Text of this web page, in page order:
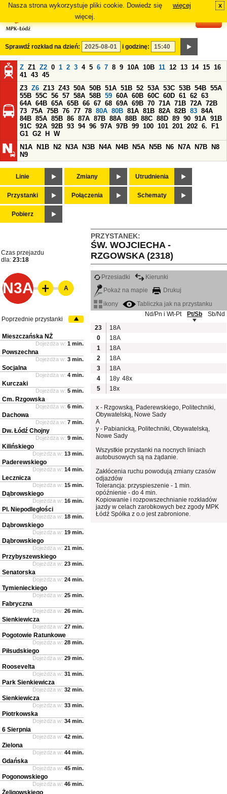
Nasza strona wykorzystuje pliki cookie. Dowiedz się
więcej.
więcej x
Sprawdź rozkład na dzień: i godzinę:
Z Z1 Z2 0 1 2 3 4 5 6 7 8 9 10A 10B 11 12 13 14 15 16
41 43 45
Z3 Z6 Z13 Z43 50A 50B 51A 51B 52 53A 53C 53B 54B 55A
55B 55C 56 57 58A 58B 59 60A 60B 60C 60D 61 62 63
64A 64B 65A 65B 66 67 68 69A 69B 70 71A 71B 72A 72B
73 75A 75B 76 77 78 80A 80B 81A 81B 82A 82B 83 84A
84B 85A 85B 86 87A 87B 88A 88B 88C 88D 89 90 91A 91B
91C 92A 92B 93 94 96 97A 97B 99 100 101 201 202 6.
F1
G1 G2 H
W
N1A
N1B N2 N3A N3B N4A N4B N5A N5B N6 N7A N7B
N8
N9
Linie Zmiany Utrudnienia
Przystanki Połączenia Schematy
Pobierz
PRZYSTANEK:
ŚW. WOJCIECHA -
RZGOWSKA (2318)
Czas przejazdu
dla: 23:18
N3A
Przesiadki
Kierunki
Pokaż na mapie
Drukuj
ikony
Tabliczka jak na przystanku
Nd/Pn i Wt-Pt
Pt/Sb
Sb/Nd
23
18A
0
18A
1
18A
2
18A
3
18A
4
18y 48x
5
18x
x - Rzgowską, Paderewskiego, Politechniki,
Obywatelską, Nowe Sady
A
y - Pabianicką, Politechniki, Obywatelską,
Nowe Sady
Wszystkie przystanki na nocnych liniach
autobusowych są na żądanie.
Zakłócenia ruchu powodują zmiany czasów
odjazdów
Tolerancja: przyspieszenie - 1 min.
opóźnienie - do 4 min.
Kopiowanie i rozpowszechnianie rozkładów
jazdy w celach zarobkowych bez zgody MPK
Łódź Spółka z o.o jest zabronione.
A
Poprzednie przystanki
Mieszczańska NŻ
Dojeżdża w: 1 min.
Powszechna
Dojeżdża w: 3 min.
Socjalna
Dojeżdża w: 4 min.
Kurczaki
Dojeżdża w: 5 min.
Cm. Rzgowska
Dojeżdża w: 6 min.
Dachowa
Dojeżdża w: 7 min.
Dw. Łódź Chojny
Dojeżdża w: 9 min.
Kilińskiego
Dojeżdża w: 13 min.
Paderewskiego
Dojeżdża w: 14 min.
Lecznicza
Dojeżdża w: 15 min.
Dąbrowskiego
Dojeżdża w: 16 min.
Pl. Niepodległości
Dojeżdża w: 18 min.
Dąbrowskiego
Dojeżdża w: 19 min.
Dąbrowskiego
Dojeżdża w: 21 min.
Przybyszewskiego
Dojeżdża w: 23 min.
Senatorska
Dojeżdża w: 24 min.
Tymienieckiego
Dojeżdża w: 25 min.
Fabryczna
Dojeżdża w: 26 min.
Sienkiewicza
Dojeżdża w: 27 min.
Pogotowie Ratunkowe
Dojeżdża w: 28 min.
Piłsudskiego
Dojeżdża w: 29 min.
Roosevelta
Dojeżdża w: 31 min.
Park Sienkiewicza
Dojeżdża w: 32 min.
Sienkiewicza
Dojeżdża w: 33 min.
Piotrkowska
Dojeżdża w: 34 min.
6 Sierpnia
Dojeżdża w: 42 min.
Zielona
Dojeżdża w: 44 min.
Gdańska
Dojeżdża w: 45 min.
Pogonowskiego
Dojeżdża w: 46 min.
Żeligowskiego